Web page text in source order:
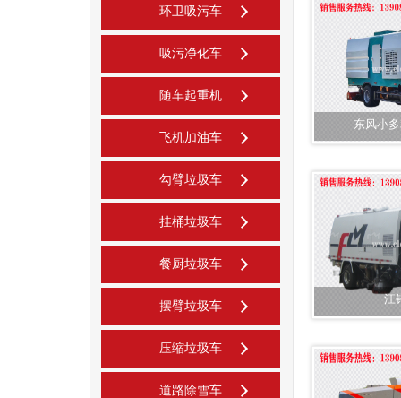
环卫吸污车
吸污净化车
随车起重机
飞机加油车
勾臂垃圾车
挂桶垃圾车
餐厨垃圾车
摆臂垃圾车
压缩垃圾车
道路除雪车
东风小
江